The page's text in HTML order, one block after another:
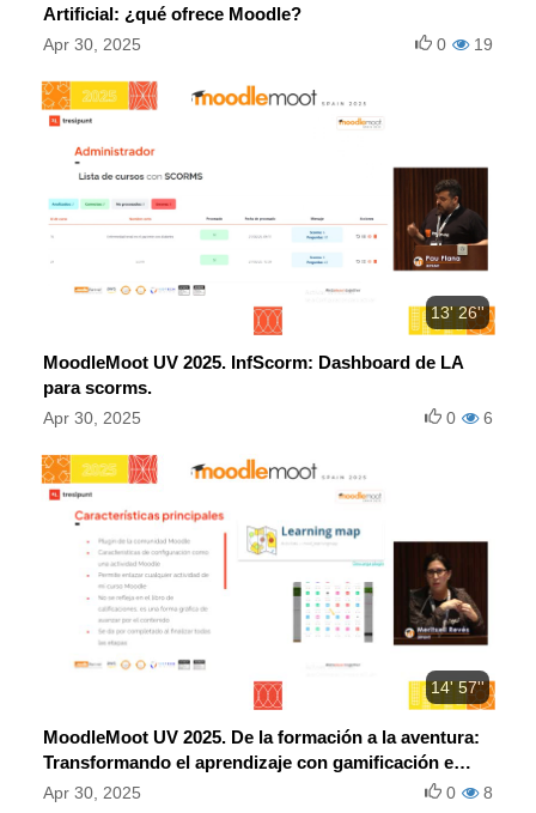
Artificial: ¿qué ofrece Moodle?
Apr 30, 2025 19
0
13' 26''
MoodleMoot UV 2025. InfScorm: Dashboard de LA
para scorms.
Apr 30, 2025 6
0
14' 57''
MoodleMoot UV 2025. De la formación a la aventura:
Transformando el aprendizaje con gamificación e
interactividad en Moodle.
Apr 30, 2025 8
0